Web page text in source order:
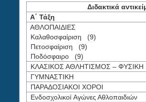
Διδακτικά
Α΄ Τάξη
ΑΘΛΟΠΑΙΔΙΕΣ
Καλαθοσφαίριση (9)
Πετοσφαίριση (9)
Ποδόσφαιρο (9)
ΚΛΑΣΙΚΟΣ ΑΘΛΗΤΙΣΜΟΣ – ΦΥΣΙΚΗ
ΓΥΜΝΑΣΤΙΚΗ
ΠΑΡΑΔΟΣΙΑΚΟΙ ΧΟΡΟΙ
Ενδοσχολικοί Αγώνες Αθλοπαιδιών